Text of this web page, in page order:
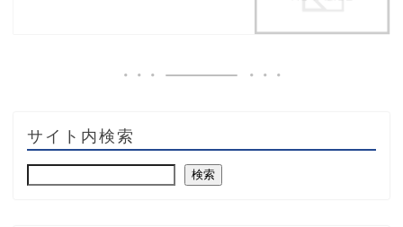
サイト内検索
検索